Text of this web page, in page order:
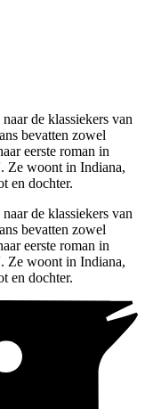
de klassiekers van
bevatten zowel
eerste roman in
Ze woont in Indiana,
en dochter.
de klassiekers van
bevatten zowel
eerste roman in
Ze woont in Indiana,
en dochter.